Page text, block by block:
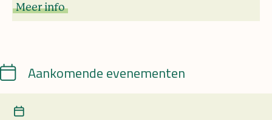
Meer info
CalendarAankomende evenementen